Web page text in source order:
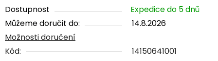
Dostupnost
Expedice do 5 dnů
Můžeme doručit do:
14.8.2026
Možnosti doručení
Kód:
14150641001